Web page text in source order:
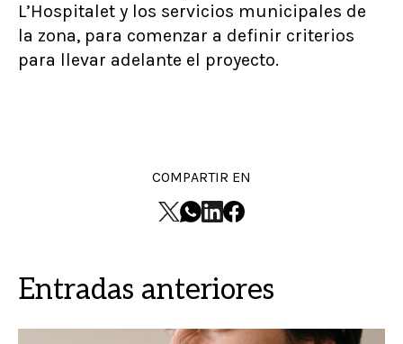
L’Hospitalet y los servicios municipales de
la zona, para comenzar a definir criterios
para llevar adelante el proyecto.
COMPARTIR EN
Entradas anteriores